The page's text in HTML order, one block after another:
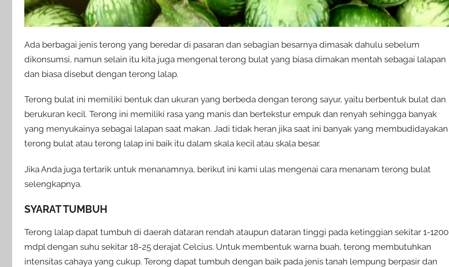
Ada berbagai jenis terong yang beredar di pasaran dan sebagian besarnya dimasak dahulu sebelum
dikonsumsi, namun selain itu kita juga mengenal terong bulat yang biasa dimakan mentah sebagai lalapan
dan biasa disebut dengan terong lalap.
Terong bulat ini memiliki bentuk dan ukuran yang berbeda dengan terong sayur, yaitu berbentuk bulat dan
berukuran kecil. Terong ini memiliki rasa yang manis dan bertekstur empuk dan renyah sehingga banyak
yang menyukainya sebagai lalapan saat makan. Jadi tidak heran jika saat ini banyak yang membudidayakan
terong bulat atau terong lalap ini baik itu dalam skala kecil atau skala besar.
Jika Anda juga tertarik untuk menanamnya, berikut ini kami ulas mengenai cara menanam terong bulat
selengkapnya.
SYARAT TUMBUH
Terong lalap dapat tumbuh di daerah dataran rendah ataupun dataran tinggi pada ketinggian sekitar 1-1200
mdpl dengan suhu sekitar 18-25 derajat Celcius. Untuk membentuk warna buah, terong membutuhkan
intensitas cahaya yang cukup. Terong dapat tumbuh dengan baik pada jenis tanah lempung berpasir dan